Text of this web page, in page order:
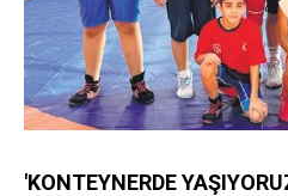
'KONTEYNERDE